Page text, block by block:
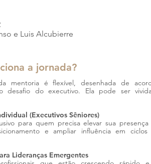
e Luis Alcubierre
a jornada?
mentoria é flexível, desenhada de
desafio do executivo. Ela pode ser
(Executivos Sêniores)
para quem precisa elevar sua presença
e ampliar influência em ciclos
Lideranças Emergentes